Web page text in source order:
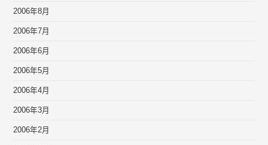
2006年8月
2006年7月
2006年6月
2006年5月
2006年4月
2006年3月
2006年2月